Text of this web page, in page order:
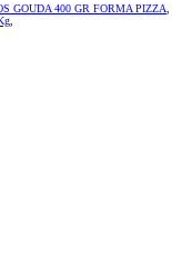
GOUDA 400 GR FORMA PIZZA